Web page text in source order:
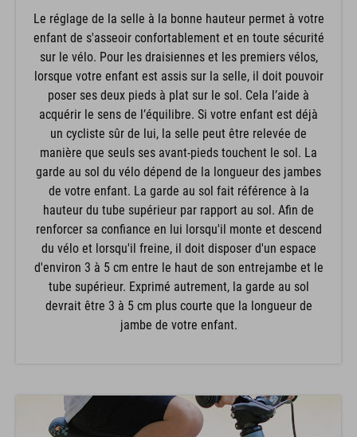
Le réglage de la selle à la bonne hauteur permet à votre
enfant de s'asseoir confortablement et en toute sécurité
sur le vélo. Pour les draisiennes et les premiers vélos,
lorsque votre enfant est assis sur la selle, il doit pouvoir
poser ses deux pieds à plat sur le sol. Cela l’aide à
acquérir le sens de l’équilibre. Si votre enfant est déjà
un cycliste sûr de lui, la selle peut être relevée de
manière que seuls ses avant-pieds touchent le sol. La
garde au sol du vélo dépend de la longueur des jambes
de votre enfant. La garde au sol fait référence à la
hauteur du tube supérieur par rapport au sol. Afin de
renforcer sa confiance en lui lorsqu'il monte et descend
du vélo et lorsqu'il freine, il doit disposer d'un espace
d'environ 3 à 5 cm entre le haut de son entrejambe et le
tube supérieur. Exprimé autrement, la garde au sol
devrait être 3 à 5 cm plus courte que la longueur de
jambe de votre enfant.